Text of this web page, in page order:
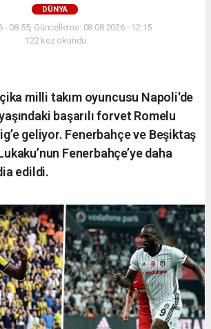
DÜNYA
- 08:55, Güncelleme: 08.08.2026 - 12:15
122 kez okundu.
milli takım oyuncusu Napoli'de
başarılı forvet Romelu
geliyor. Fenerbahçe ve Beşiktaş
Fenerbahçe’ye daha
edildi.